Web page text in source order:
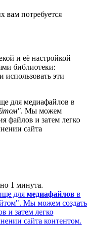
вам потребуется
и её настройкой
библиотеки:
использовать эти
для медиафайлов в
. Мы можем
файлов и затем легко
сайта
1 минута.
для медиафайлов в
Мы можем создать
и затем легко
сайта контентом.